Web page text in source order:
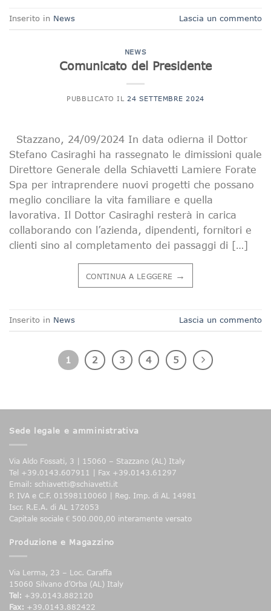
Inserito in News Lascia un commento
NEWS
Comunicato del Presidente
PUBBLICATO IL 24 SETTEMBRE 2024
Stazzano, 24/09/2024 In data odierna il Dottor
Stefano Casiraghi ha rassegnato le dimissioni quale
Direttore Generale della Schiavetti Lamiere Forate
Spa per intraprendere nuovi progetti che possano
meglio conciliare la vita familiare e quella
lavorativa. Il Dottor Casiraghi resterà in carica
collaborando con l’azienda, dipendenti, fornitori e
clienti sino al completamento dei passaggi di […]
CONTINUA A LEGGERE →
Inserito in News Lascia un commento
1 2 3 4 5
Sede legale e amministrativa
Via Aldo Fossati, 3 | 15060 – Stazzano (AL) Italy
Tel +39.0143.607911 | Fax +39.0143.61297
Email: schiavetti@schiavetti.it
P. IVA e C.F. 01598110060 | Reg. Imp. di AL 14981
Iscr. R.E.A. di AL 172053
Capitale sociale € 500.000,00 interamente versato
Produzione e Magazzino
Via Lerma, 23 – Loc. Caraffa
15060 Silvano d’Orba (AL) Italy
Tel: +39.0143.882120
Fax: +39.0143.882422